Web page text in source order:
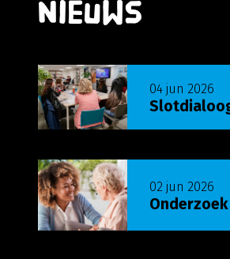
Nieuws
04 jun 2026
Lees meer over Slotdialoog
02 jun 2026
Lees meer over Onderzoek